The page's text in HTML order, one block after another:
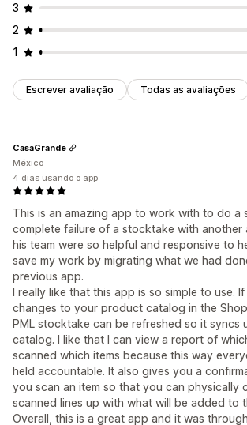
3
2
1
Escrever avaliação Todas as avaliações
This is an amazing app to work with to do a
complete failure of a stocktake with another
his team were so helpful and responsive to
save my work by migrating what we had
previous app.
I really like that this app is so simple to use.
changes to your product catalog in the
PML stocktake can be refreshed so it syncs
catalog. I like that I can view a report of
scanned which items because this way
held accountable. It also gives you a
you scan an item so that you can physically
scanned lines up with what will be added to
Overall, this is a great app and it was
CasaGrande
México
4 dias usando o app